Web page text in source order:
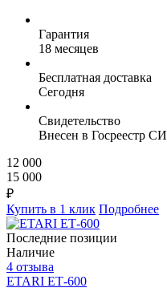
Гарантия
18 месяцев
Бесплатная доставка
Сегодня
Свидетельство
Внесен в Госреестр СИ
12 000
15 000
₽
Купить в 1 клик Подробнее
Последние позиции
Наличие
4 отзыва
ETARI ЕТ-600